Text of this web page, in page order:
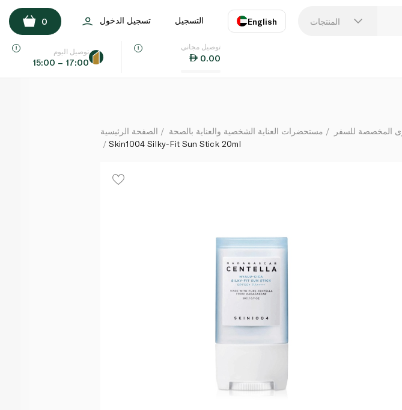
المنتجات English
اللغة
التسجيل تسجيل الدخول 0
توصيل مجاني
0.00
توصيل اليوم
15:00 – 17:00
الصفحة الرئيسية مستحضرات العناية الشخصية والعناية بالصحة المخصصة للسفر
Skin1004 Silky-Fit Sun Stick 20ml